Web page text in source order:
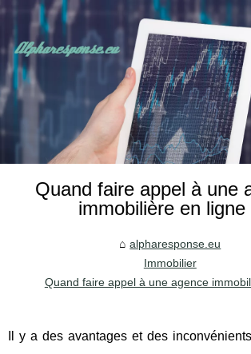
Quand faire appel à une
immobilière en ligne
alpharesponse.eu
Immobilier
Quand faire appel à une agence
Il y a des avantages et des